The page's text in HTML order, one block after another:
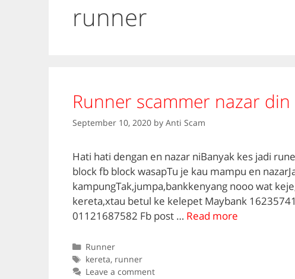
runner
Runner scammer nazar din
September 10, 2020 by Anti Scam
Hati hati dengan en nazar niBanyak kes jadi
block fb block wasapTu je kau mampu en
kampungTak,jumpa,bankkenyang nooo wat
kereta,xtau betul ke kelepet Maybank
01121687582 Fb post … Read more
Categories
Runner
Tags
kereta, runner
Leave a comment